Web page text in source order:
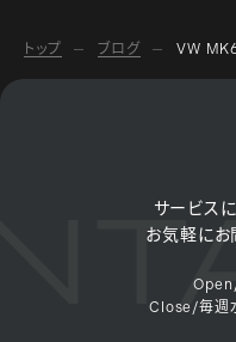
トップ ブログ VW
サービス
お気軽にお
Close/毎週